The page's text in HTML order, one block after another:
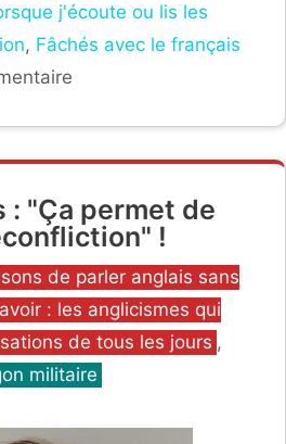
j'écoute ou lis les
, Fâchés avec le français
: "Ça permet de
!
de parler anglais sans
: les anglicismes qui
de tous les jours ,
militaire